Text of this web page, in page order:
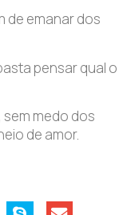
de emanar dos
pensar qual o
sem medo dos
de amor.